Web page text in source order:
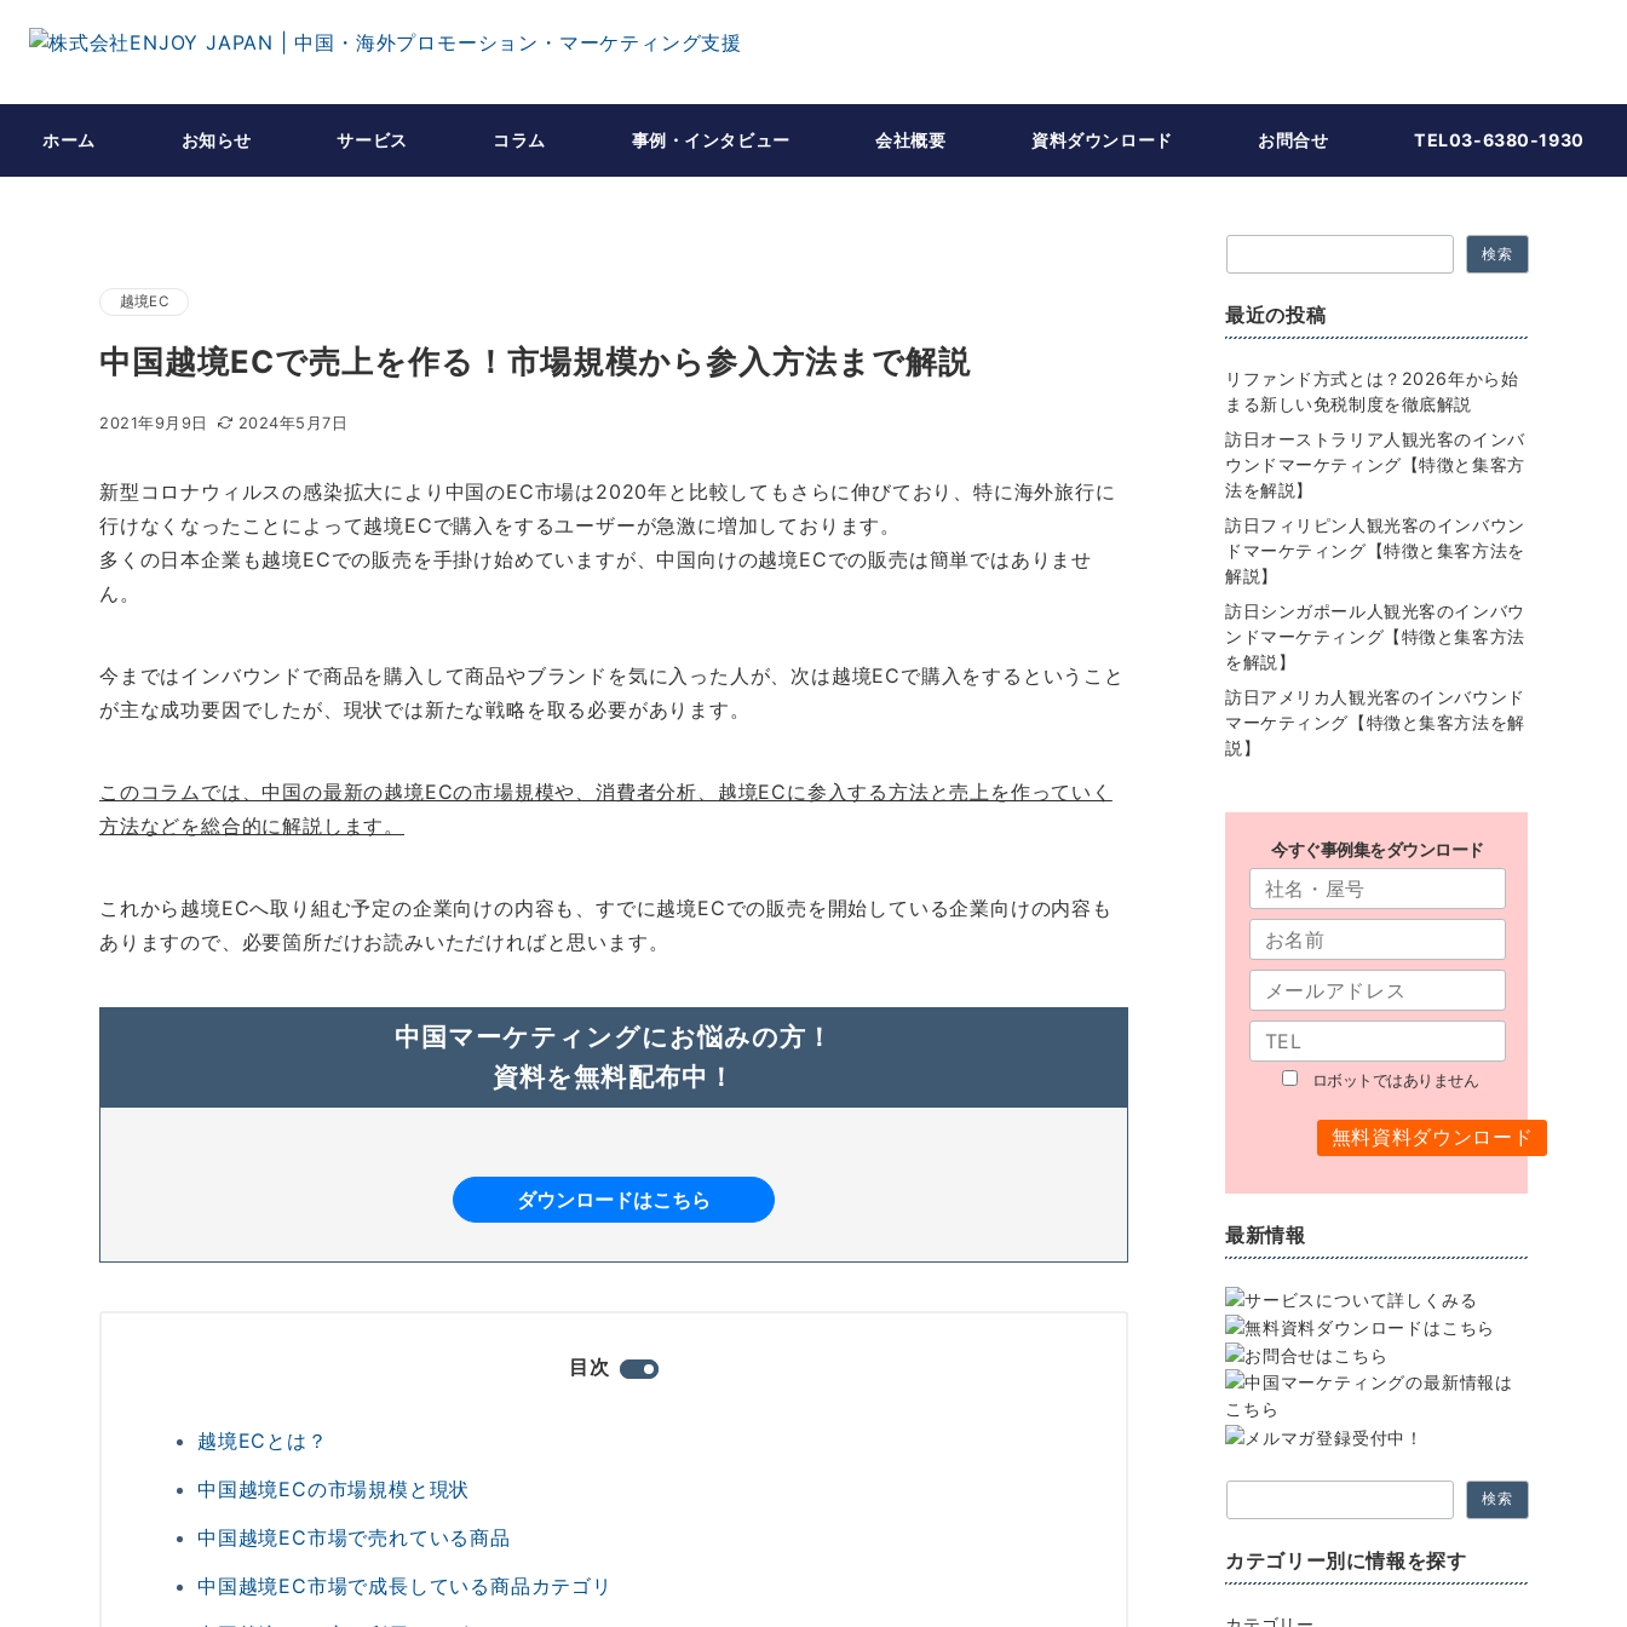
ホーム お知らせ サービス コラム 事例・インタビュー 会社概要 資料ダウンロード お問合せ TEL03-6380-1930
越境EC
中国越境ECで売上を作る！市場規模から参入方法まで解説
2021年9月9日 2024年5月7日
新型コロナウィルスの感染拡大により中国のEC市場は2020年と比較してもさらに伸びており、特に海外旅行に
行けなくなったことによって越境ECで購入をするユーザーが急激に増加しております。
多くの日本企業も越境ECでの販売を手掛け始めていますが、中国向けの越境ECでの販売は簡単ではありませ
ん。
今まではインバウンドで商品を購入して商品やブランドを気に入った人が、次は越境ECで購入をするということ
が主な成功要因でしたが、現状では新たな戦略を取る必要があります。
このコラムでは、中国の最新の越境ECの市場規模や、消費者分析、越境ECに参入する方法と売上を作っていく
方法などを総合的に解説します。
これから越境ECへ取り組む予定の企業向けの内容も、すでに越境ECでの販売を開始している企業向けの内容も
ありますので、必要箇所だけお読みいただければと思います。
中国マーケティングにお悩みの方！
資料を無料配布中！
ダウンロードはこちら
目次
越境ECとは？
中国越境ECの市場規模と現状
中国越境EC市場で売れている商品
中国越境EC市場で成長している商品カテゴリ
検索
最近の投稿
リファンド方式とは？2026年から始
まる新しい免税制度を徹底解説
訪日オーストラリア人観光客のインバ
ウンドマーケティング【特徴と集客方
法を解説】
訪日フィリピン人観光客のインバウン
ドマーケティング【特徴と集客方法を
解説】
訪日シンガポール人観光客のインバウ
ンドマーケティング【特徴と集客方法
を解説】
訪日アメリカ人観光客のインバウンド
マーケティング【特徴と集客方法を解
説】
今すぐ事例集をダウンロード
ロボットではありません
最新情報
検索
カテゴリー別に情報を探す